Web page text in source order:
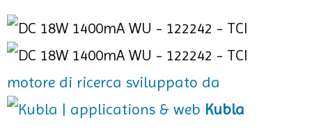
motore di ricerca sviluppato da
Kubla